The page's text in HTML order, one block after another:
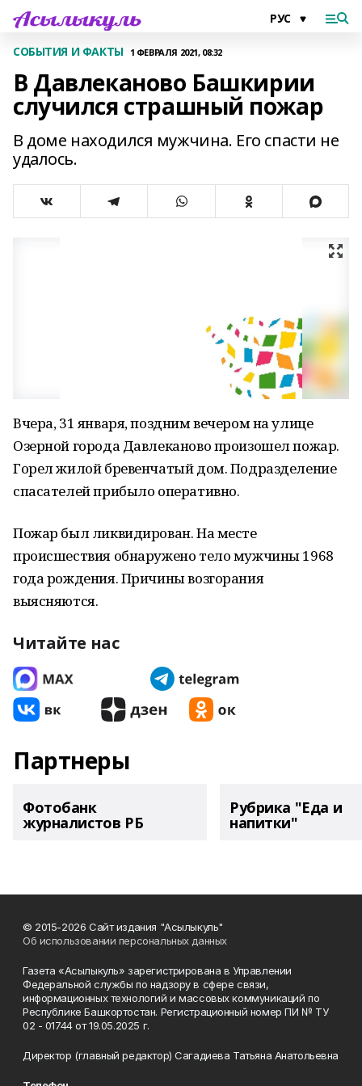
СОБЫТИЯ И ФАКТЫ 1 ФЕВРАЛЯ 2021, 08:32
В Давлеканово Башкирии
случился страшный пожар
В доме находился мужчина. Его спасти не
удалось.
Вчера, 31 января, поздним вечером на улице
Озерной города Давлеканово произошел пожар.
Горел жилой бревенчатый дом. Подразделение
спасателей прибыло оперативно.
Пожар был ликвидирован. На месте
происшествия обнаружено тело мужчины 1968
года рождения. Причины возгорания
выясняются.
Читайте нас
Партнеры
Фотобанк
журналистов РБ
Рубрика "Еда и
напитки"
© 2015-2026 Сайт издания "Асылыкуль"
Об использовании персональных данных
Газета «Асылыкуль» зарегистрирована в Управлении
Федеральной службы по надзору в сфере связи,
информационных технологий и массовых коммуникаций по
Республике Башкортостан. Регистрационный номер ПИ № ТУ
02 - 01744 от 19.05.2025 г.
Директор (главный редактор) Сагадиева Татьяна Анатольевна